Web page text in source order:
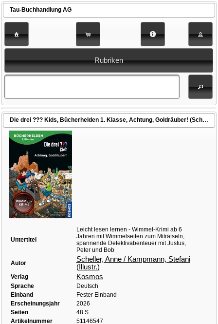
Tau-Buchhandlung AG
Rubriken
Die drei ??? Kids, Bücherhelden 1. Klasse, Achtung, Goldräuber! (Scheller, Anne / Kampmann, Stefani (Illustr.))
Untertitel
Leicht lesen lernen - Wimmel-Krimi ab 6
Jahren mit Wimmelseiten zum Miträtseln,
spannende Detektivabenteuer mit Justus,
Peter und Bob
Autor
Scheller, Anne / Kampmann, Stefani
(Illustr.)
Verlag Kosmos
Sprache
Deutsch
Einband
Fester Einband
Erscheinungsjahr
2026
Seiten
48 S.
Artikelnummer
51146547